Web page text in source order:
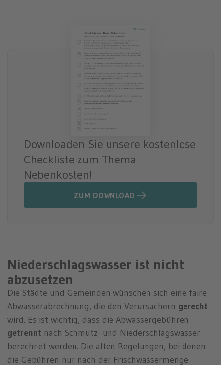
Downloaden Sie unsere kostenlose
Checkliste zum Thema
Nebenkosten!
ZUM DOWNLOAD
Niederschlagswasser ist nicht
abzusetzen
Die Städte und Gemeinden wünschen sich eine faire
Abwasserabrechnung, die den Verursachern gerecht
wird. Es ist wichtig, dass die Abwassergebühren
getrennt nach Schmutz- und Niederschlagswasser
berechnet werden. Die alten Regelungen, bei denen
die Gebühren nur nach der Frischwassermenge